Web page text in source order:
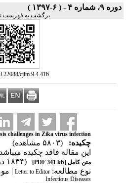
دوره ۹، شماره ۴ - ( ۶-۱۳۹۷ )
برگشت به فهرست
cjim.9.4.416
challenges in Zika virus infection
چکیده:
(۵۸۰۳ مشاهده)
این مقاله فاقد چکیده
متن کامل[PDF 341 kb]
(۱۸۳۴ دریافت)
نوع مطالعه: Letter to Editor
|
Infectious Diseases